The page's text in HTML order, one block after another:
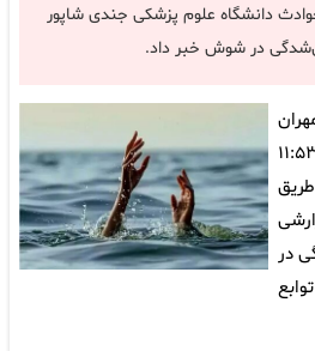
دانشگاه علوم پزشکی جندی شاپور
در شوش خبر داد.
اظهار کرد: ساعت ۱۱:۵۳
از طریق
۱۱۵، گزارشی
در